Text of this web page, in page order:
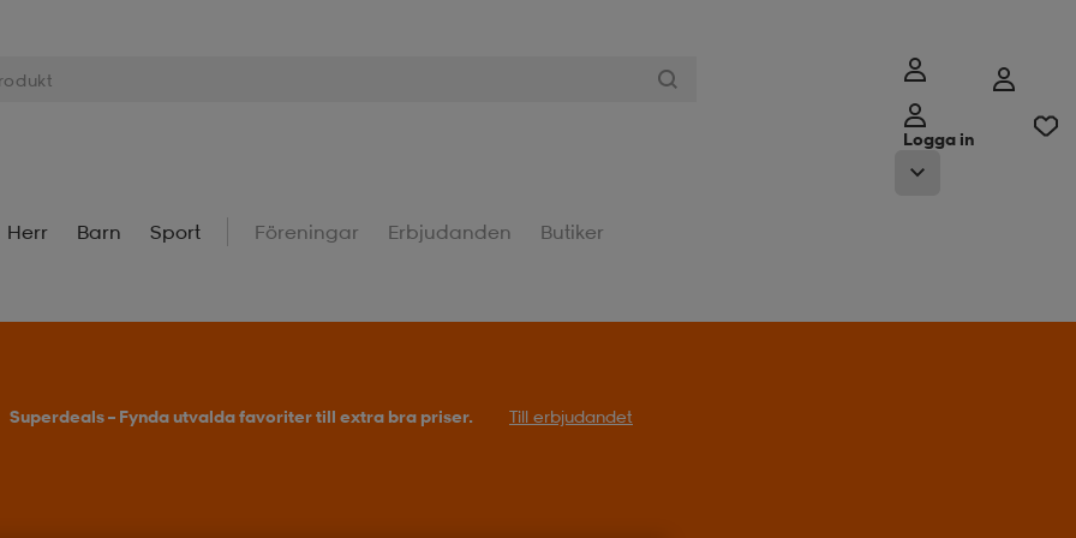
Logga in
Herr Barn Sport Föreningar Erbjudanden Butiker
Superdeals – Fynda utvalda favoriter till extra bra priser. Till erbjudandet